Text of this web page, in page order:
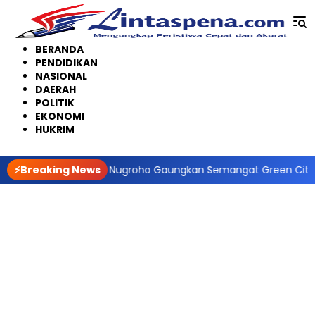
konten
BERANDA
PENDIDIKAN
NASIONAL
DAERAH
POLITIK
EKONOMI
HUKRIM
⚡Breaking News
Agung Nugroho Gaungkan Semangat Green City dan Green